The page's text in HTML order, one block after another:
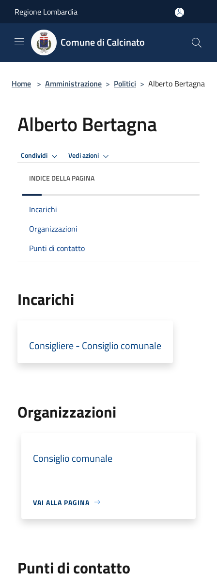
Regione Lombardia
Comune di Calcinato
Home > Amministrazione > Politici > Alberto Bertagna
Alberto Bertagna
Condividi Vedi azioni
INDICE DELLA PAGINA
Incarichi
Organizzazioni
Punti di contatto
Incarichi
Consigliere - Consiglio comunale
Organizzazioni
Consiglio comunale
VAI ALLA PAGINA
Punti di contatto